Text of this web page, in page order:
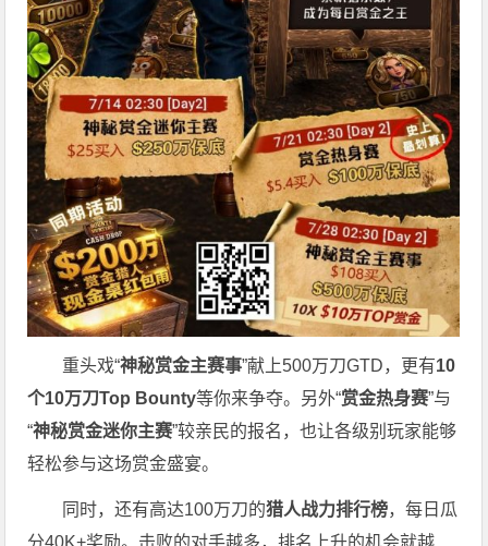
重头戏“神秘赏金主赛事”献上500万刀GTD，更有10
个10万刀Top Bounty等你来争夺。另外“赏金热身赛”与
“神秘赏金迷你主赛”较亲民的报名，也让各级别玩家能够
轻松参与这场赏金盛宴。
同时，还有高达100万刀的猎人战力排行榜，每日瓜